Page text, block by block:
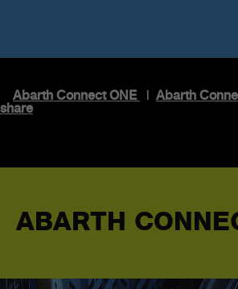
Abarth Connect ONE Abarth
share
ABARTH